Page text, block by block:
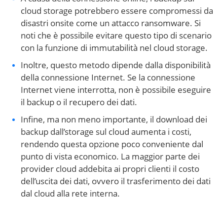
cloud storage potrebbero essere compromessi da
disastri onsite come un attacco ransomware. Si
noti che è possibile evitare questo tipo di scenario
con la funzione di immutabilità nel cloud storage.
Inoltre, questo metodo dipende dalla disponibilità
della connessione Internet. Se la connessione
Internet viene interrotta, non è possibile eseguire
il backup o il recupero dei dati.
Infine, ma non meno importante, il download dei
backup dall’storage sul cloud aumenta i costi,
rendendo questa opzione poco conveniente dal
punto di vista economico. La maggior parte dei
provider cloud addebita ai propri clienti il costo
dell’uscita dei dati, ovvero il trasferimento dei dati
dal cloud alla rete interna.